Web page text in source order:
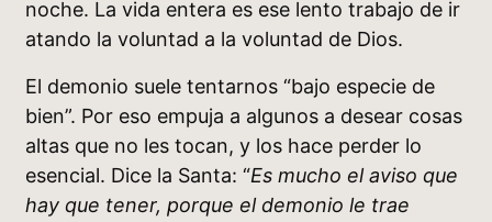
noche. La vida entera es ese lento trabajo de ir
atando la voluntad a la voluntad de Dios.
El demonio suele tentarnos “bajo especie de
bien”. Por eso empuja a algunos a desear cosas
altas que no les tocan, y los hace perder lo
esencial. Dice la Santa: “Es mucho el aviso que
hay que tener, porque el demonio le trae